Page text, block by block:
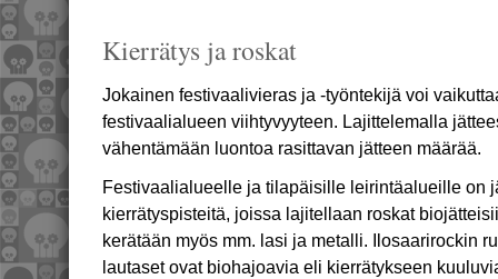
Kierrätys ja roskat
Jokainen festivaalivieras ja -työntekijä voi
festivaalialueen viihtyvyyteen. Lajittelemalla
vähentämään luontoa rasittavan jätteen määrää.
Festivaalialueelle ja tilapäisille leirintäalueille on
kierrätyspisteitä, joissa lajitellaan roskat
kerätään myös mm. lasi ja metalli. Ilosaarirockin
lautaset ovat biohajoavia eli kierrätykseen